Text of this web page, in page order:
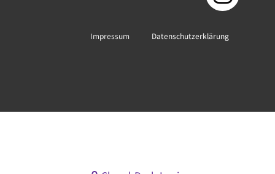
Impressum Datenschutzerklärung